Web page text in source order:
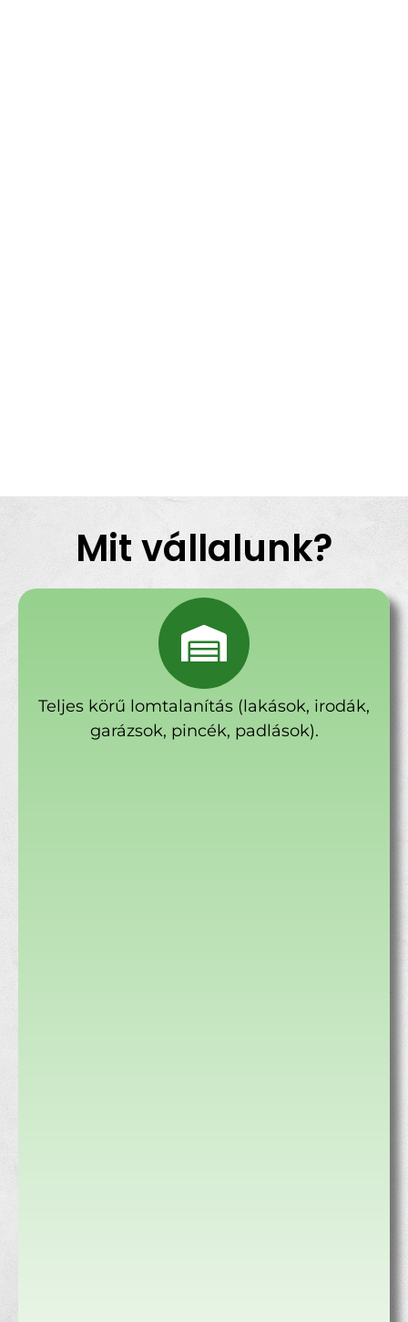
Mit vállalunk?
Teljes körű lomtalanítás (lakások, irodák,
garázsok, pincék, padlások).